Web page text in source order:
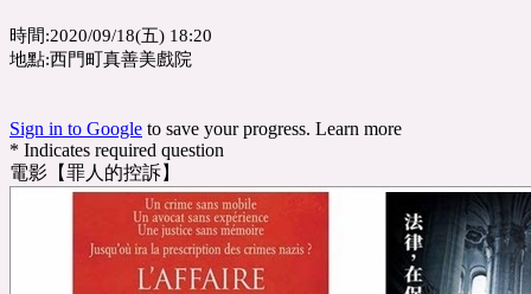
時間:2020/09/18(五) 18:20
地點:西門町真善美戲院
Sign in to Google to save your progress. Learn more
* Indicates required question
電影【罪人的控訴】